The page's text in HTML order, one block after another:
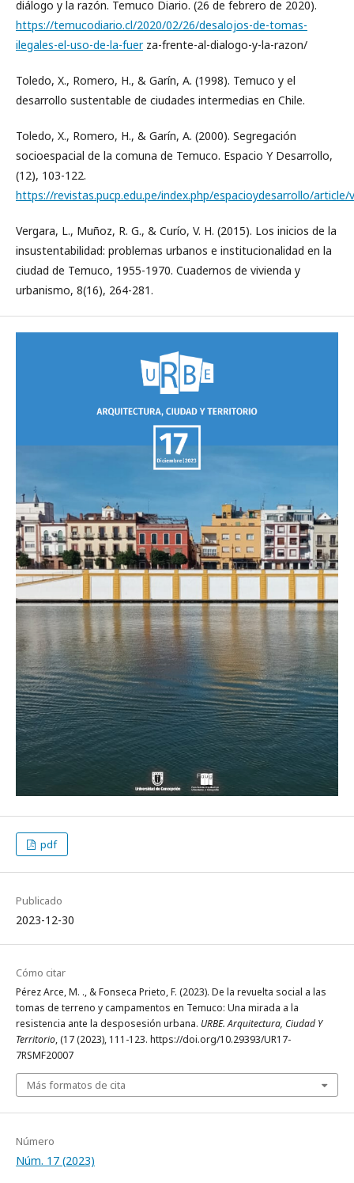
diálogo y la razón. Temuco Diario. (26 de febrero de 2020).
https://temucodiario.cl/2020/02/26/desalojos-de-tomas-
ilegales-el-uso-de-la-fuerza-frente-al-dialogo-y-la-razon/
Toledo, X., Romero, H., & Garín, A. (1998). Temuco y el
desarrollo sustentable de ciudades intermedias en Chile.
Toledo, X., Romero, H., & Garín, A. (2000). Segregación
socioespacial de la comuna de Temuco. Espacio Y Desarrollo,
(12), 103-122.
https://revistas.pucp.edu.pe/index.php/espacioydesarrollo/article/
Vergara, L., Muñoz, R. G., & Curío, V. H. (2015). Los inicios de la
insustentabilidad: problemas urbanos e institucionalidad en la
ciudad de Temuco, 1955-1970. Cuadernos de vivienda y
urbanismo, 8(16), 264-281.
pdf
Publicado
2023-12-30
Cómo citar
Pérez Arce, M. ., & Fonseca Prieto, F. (2023). De la revuelta social a las
tomas de terreno y campamentos en Temuco: Una mirada a la
resistencia ante la desposesión urbana. URBE. Arquitectura, Ciudad Y
Territorio, (17 (2023), 111-123. https://doi.org/10.29393/UR17-
7RSMF20007
Más formatos de cita
Número
Núm. 17 (2023)